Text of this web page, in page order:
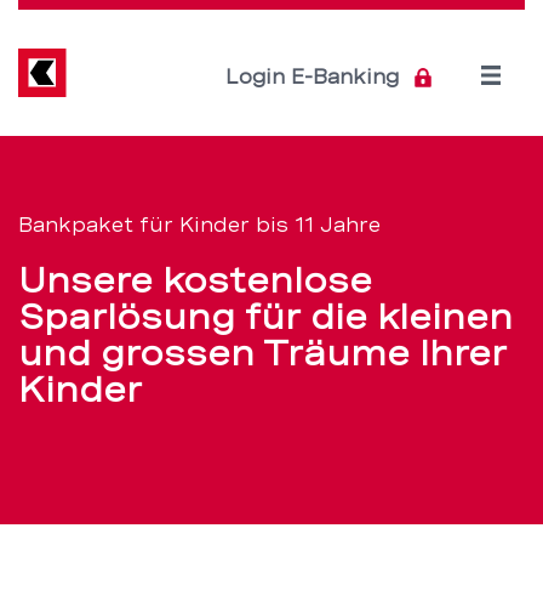
für
Kinder
von
0
Jahren
Direkt
Inhalt
Login E-Banking
Open
Bankpaket für Kinder bis 11 Jahre
Unsere kostenlose
Sparlösung für die kleinen
und grossen Träume Ihrer
Kinder